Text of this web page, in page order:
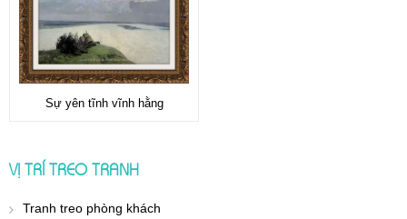
Sự yên tĩnh vĩnh hằng
VỊ TRÍ TREO TRANH
Tranh treo phòng khách